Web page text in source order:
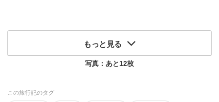
もっと見る
写真：あと12枚
この旅行記のタグ